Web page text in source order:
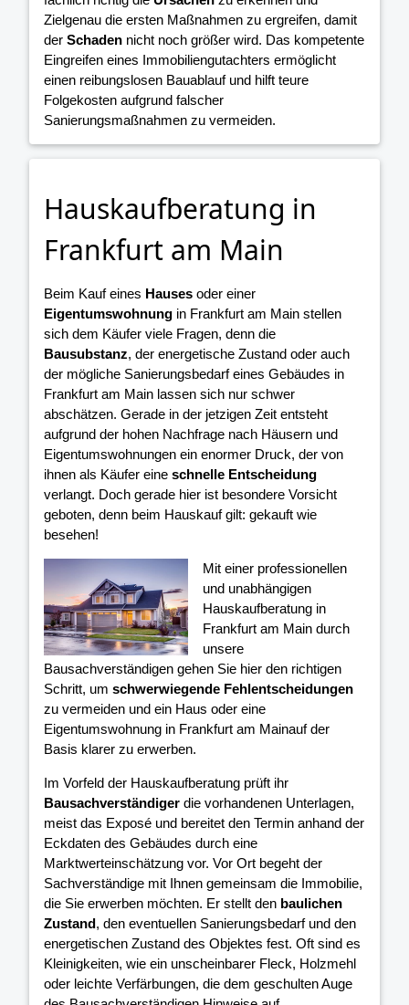
Zielgenau die ersten Maßnahmen zu ergreifen, damit
der Schaden nicht noch größer wird. Das kompetente
Eingreifen eines Immobiliengutachters ermöglicht
einen reibungslosen Bauablauf und hilft teure
Folgekosten aufgrund falscher
Sanierungsmaßnahmen zu vermeiden.
Hauskaufberatung in
Frankfurt am Main
Beim Kauf eines Hauses oder einer
Eigentumswohnung in Frankfurt am Main stellen
sich dem Käufer viele Fragen, denn die
Bausubstanz, der energetische Zustand oder auch
der mögliche Sanierungsbedarf eines Gebäudes in
Frankfurt am Main lassen sich nur schwer
abschätzen. Gerade in der jetzigen Zeit entsteht
aufgrund der hohen Nachfrage nach Häusern und
Eigentumswohnungen ein enormer Druck, der von
ihnen als Käufer eine schnelle Entscheidung
verlangt. Doch gerade hier ist besondere Vorsicht
geboten, denn beim Hauskauf gilt: gekauft wie
besehen!
Mit einer professionellen
und unabhängigen
Hauskaufberatung in
Frankfurt am Main durch
unsere
Bausachverständigen gehen Sie hier den richtigen
Schritt, um schwerwiegende Fehlentscheidungen
zu vermeiden und ein Haus oder eine
Eigentumswohnung in Frankfurt am Mainauf der
Basis klarer zu erwerben.
Im Vorfeld der Hauskaufberatung prüft ihr
Bausachverständiger die vorhandenen Unterlagen,
meist das Exposé und bereitet den Termin anhand der
Eckdaten des Gebäudes durch eine
Marktwerteinschätzung vor. Vor Ort begeht der
Sachverständige mit Ihnen gemeinsam die Immobilie,
die Sie erwerben möchten. Er stellt den baulichen
Zustand, den eventuellen Sanierungsbedarf und den
energetischen Zustand des Objektes fest. Oft sind es
Kleinigkeiten, wie ein unscheinbarer Fleck, Holzmehl
oder leichte Verfärbungen, die dem geschulten Auge